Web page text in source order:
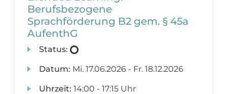
Berufsbezogene
Sprachförderung B2 gem. § 45a
AufenthG
Status:
Datum: Mi. 17.06.2026 - Fr. 18.12.2026
Uhrzeit: 14:00 - 17:15 Uhr